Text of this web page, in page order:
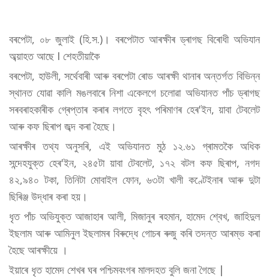
বৰপেটা, ০৮ জুলাই (হি.স.)। বৰপেটাত আৰক্ষীৰ ড্ৰাগছ বিৰোধী অভিযান
অব্য়াহত আছে I শেহতীয়াকৈ
বৰপেটা, হাউলী, সৰ্থেবাৰী আৰু বৰপেটা ৰোড আৰক্ষী থানাৰ অন্তৰ্গত বিভিন্ন
স্থানত যোৱা কালি মঙলবাৰে নিশা একেলগে চলোৱা অভিযানত পাঁচ ড্ৰাগছ
সৰবৰাহকাৰীক গ্ৰেপ্তাৰ কৰাৰ লগতে বৃহৎ পৰিমাণৰ হেৰ'ইন, য়াবা টেবলেট
আৰু কফ ছিৰাপ জব্দ কৰা হৈছে।
আৰক্ষীৰ তথ্য অনুসৰি, এই অভিযানত মুঠ ১২.৬১ গ্ৰামতকৈ অধিক
সন্দেহযুক্ত হেৰ'ইন, ২৪৫টা য়াবা টেবলেট, ১৭২ বটল কফ ছিৰাপ, নগদ
৪২,৯৪০ টকা, তিনিটা মোবাইল ফোন, ৬৩টা খালী কণ্টেইনাৰ আৰু দুটা
ছিৰিঞ্জ উদ্ধাৰ কৰা হয়।
ধৃত পাঁচ অভিযুক্ত আজাহাৰ আলী, মিজানুৰ ৰহমান, হামেদ শ্বেখ, জাহিদুল
ইছলাম আৰু আমিনুল ইছলামৰ বিৰুদ্ধে গোচৰ ৰুজু কৰি তদন্ত আৰম্ভ কৰা
হৈছে আৰক্ষীয়ে ।
ইয়াৰে ধৃত হামেদ শেখৰ ঘৰ পশ্চিমবংগৰ মালদহত বুলি জনা গৈছে |